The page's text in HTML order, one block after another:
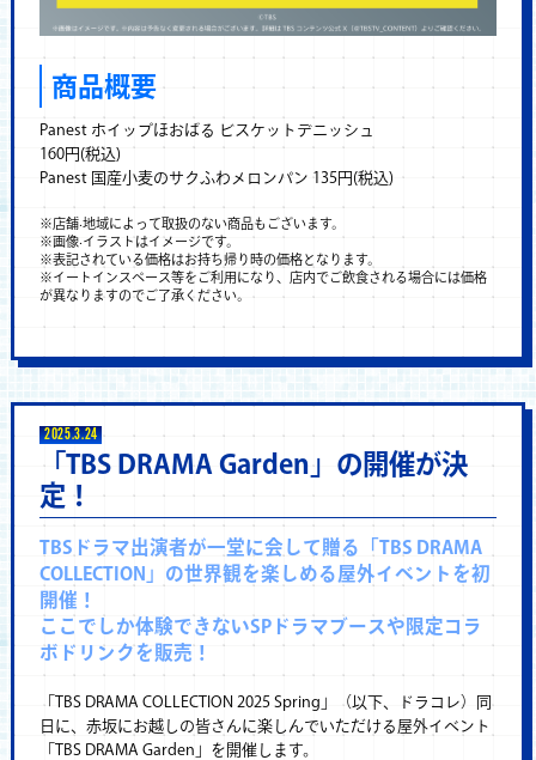
商品概要
Panest ホイップほおばる ビスケットデニッシュ
160円(税込)
Panest 国産小麦のサクふわメロンパン 135円(税込)
※店舗‧地域によって取扱のない商品もございます。
※画像‧イラストはイメージです。
※表記されている価格はお持ち帰り時の価格となります。
※イートインスペース等をご利用になり、店内でご飲食される場合には価格
が異なりますのでご了承ください。
2025.3.24
「TBS DRAMA Garden」の開催が決
定！
TBSドラマ出演者が一堂に会して贈る「TBS DRAMA
COLLECTION」の世界観を楽しめる屋外イベントを初
開催！
ここでしか体験できないSPドラマブースや限定コラ
ボドリンクを販売！
「TBS DRAMA COLLECTION 2025 Spring」（以下、ドラコレ）同
日に、赤坂にお越しの皆さんに楽しんでいただける屋外イベント
「TBS DRAMA Garden」を開催します。